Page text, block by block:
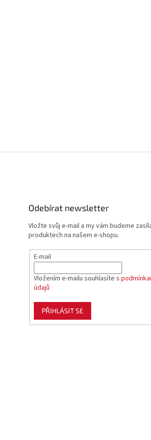
Odebírat newsletter
Vložte svůj e-mail a my vám budeme
produktech na našem e-shopu.
E-mail
Vložením e-mailu souhlasíte s
údajů
PŘIHLÁSIT SE